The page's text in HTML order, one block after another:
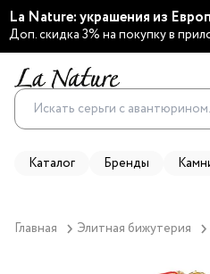
La Nature: украшения из
Доп. скидка 3% на покупку в
Каталог Бренды
Главная Элитная бижутерия